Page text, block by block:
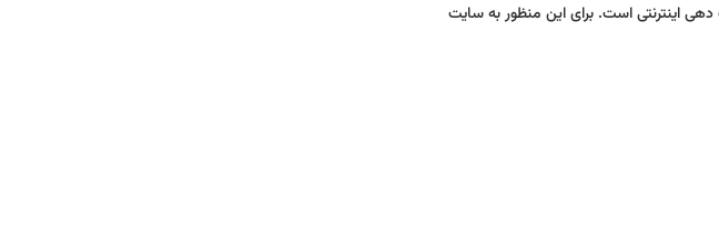
اینترنتی است. برای این منظور به سایت